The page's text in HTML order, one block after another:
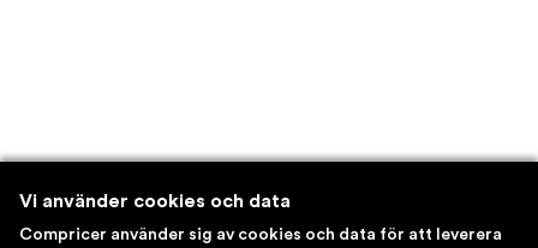
Vi använder cookies och data
Compricer använder sig av cookies och data för att leverera